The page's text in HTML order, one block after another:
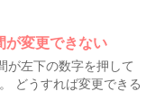
が変更できない
が左下の数字を押して
どうすれば変更できる